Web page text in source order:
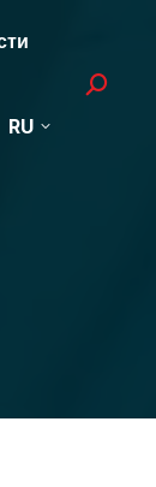
RU
Search: